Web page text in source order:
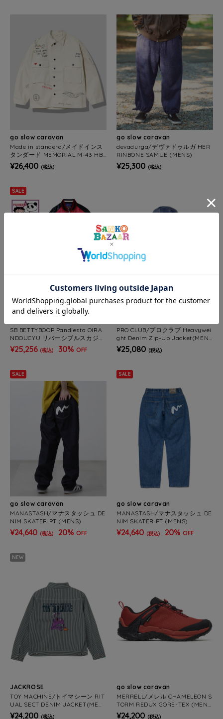
go slow caravan
Made in standerd/メイドインス
タンダード MEMORIAL M-43 HBT
JACKET (MENS)
¥26,400 (税込)
go slow caravan
devadurga/デヴァドゥルガ HER
RINBONE SAMUE (MENS)
¥25,300 (税込)
SALE
SB BETTYBOOP Pandiesta OIRA
NDOUCYU リバーシブルスカジャ
ン ワイン（516850 MENS/WOM
ENS)
¥25,256 (税込) 30% OFF
PRO CLUB/プロクラブ Heavywei
ght Denim Zip-Up Jacket(MEN
S)
¥25,080 (税込)
SALE
go slow caravan
MANASTASH/マナスタッシュ DE
NIM SKATER PT (MENS)
¥24,640 (税込) 20% OFF
SALE
go slow caravan
MANASTASH/マナスタッシュ DE
NIM SKATER PT (MENS)
¥24,640 (税込) 20% OFF
NEW
JACKROSE
TOY MACHINE/トイマシーン RIT
UAL SECT DENIM JACKET(MEN
S)
¥24,200 (税込)
go slow caravan
MERRELL/メレル CHAMELEON S
TORM REDUX GORE-TEX (MEN
S)
¥24,200 (税込)